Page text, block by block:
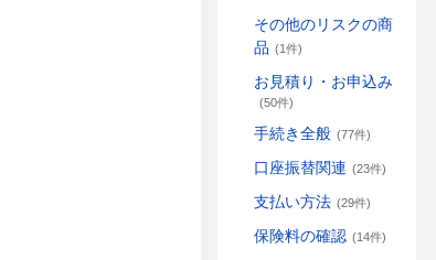
その他のリスクの商
品 (1件)
お見積り・お申込み
(50件)
手続き全般 (77件)
口座振替関連 (23件)
支払い方法 (29件)
保険料の確認 (14件)